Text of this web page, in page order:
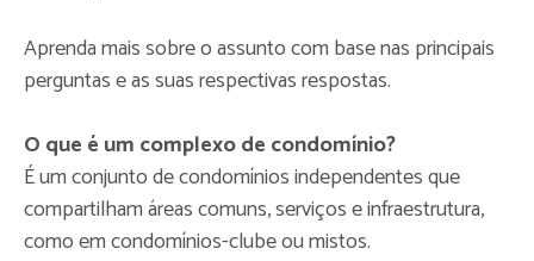
Aprenda mais sobre o assunto com base nas principais
perguntas e as suas respectivas respostas.
O que é um complexo de condomínio?
É um conjunto de condomínios independentes que
compartilham áreas comuns, serviços e infraestrutura,
como em condomínios-clube ou mistos.